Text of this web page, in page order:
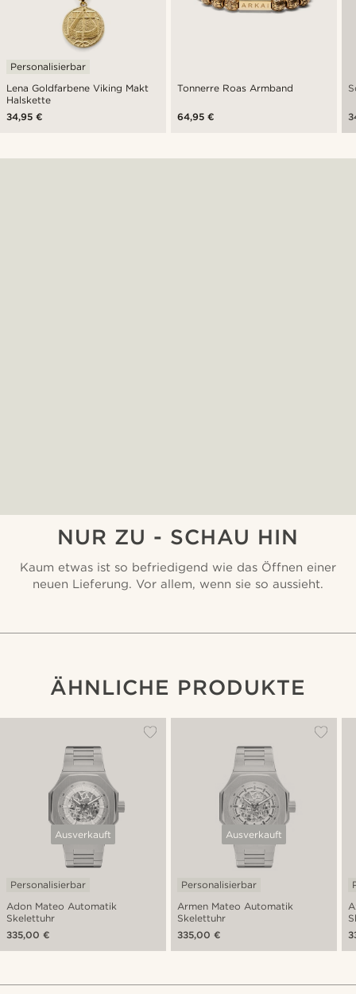
Lena Goldfarbene Viking Makt
Halskette
Personalisierbar
34,95 €
Tonnerre Roas Armband
64,95 €
NUR ZU - SCHAU HIN
Kaum etwas ist so befriedigend wie das Öffnen einer
neuen Lieferung. Vor allem, wenn sie so aussieht.
ÄHNLICHE PRODUKTE
Ausverkauft
Adon Mateo Automatik
Skelettuhr
Personalisierbar
335,00 €
Ausverkauft
Armen Mateo Automatik
Skelettuhr
Personalisierbar
335,00 €